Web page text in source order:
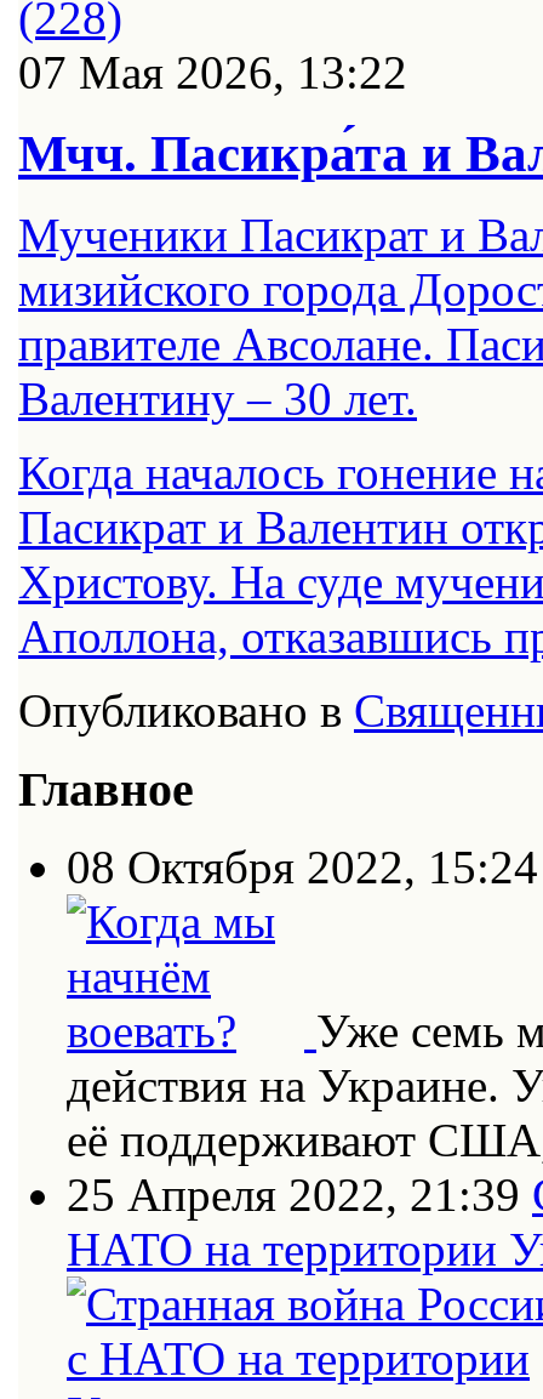
07 Мая 2026, 13:22
Мчч. Пасикра́та и
Мученики Пасикрат и
мизийского города
правителе Авсолане.
Валентину – 30 лет.
Когда началось гонение
Пасикрат и Валентин
Христову. На суде
Аполлона, отказавшись
Опубликовано в
Главное
08 Октября 2022, 15:24
Уже семь
действия на Украине.
её поддерживают
25 Апреля 2022, 21:39
НАТО на территории